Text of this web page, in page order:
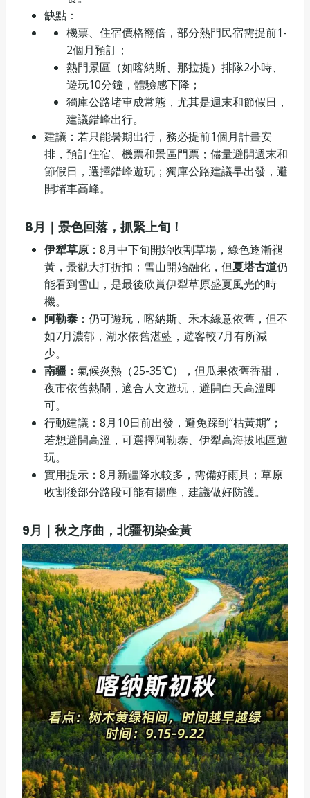
缺點：
機票、住宿價格翻倍，部分熱門民宿需提前1-
2個月預訂；
熱門景區（如喀納斯、那拉提）排隊2小時、
遊玩10分鐘，體驗感下降；
獨庫公路堵車成常態，尤其是週末和節假日，
建議錯峰出行。
建議：若只能暑期出行，務必提前1個月計畫安
排，預訂住宿、機票和景區門票；儘量避開週末和
節假日，選擇錯峰遊玩；獨庫公路建議早出發，避
開堵車高峰。
8月｜景色回落，抓緊上旬！
伊犁草原 ：8月中下旬開始收割草場，綠色逐漸褪
黃，景觀大打折扣；雪山開始融化，但夏塔古道仍
能看到雪山，是最後欣賞伊犁草原盛夏風光的時
機。
阿勒泰 ：仍可遊玩，喀納斯、禾木綠意依舊，但不
如7月濃郁，湖水依舊湛藍，遊客較7月有所減
少。
南疆 ：氣候炎熱（25-35℃），但瓜果依舊香甜，
夜市依舊熱鬧，適合人文遊玩，避開白天高溫即
可。
行動建議：8月10日前出發，避免踩到“枯黃期”；
若想避開高溫，可選擇阿勒泰、伊犁高海拔地區遊
玩。
實用提示：8月新疆降水較多，需備好雨具；草原
收割後部分路段可能有揚塵，建議做好防護。
9月｜秋之序曲，北疆初染金黃